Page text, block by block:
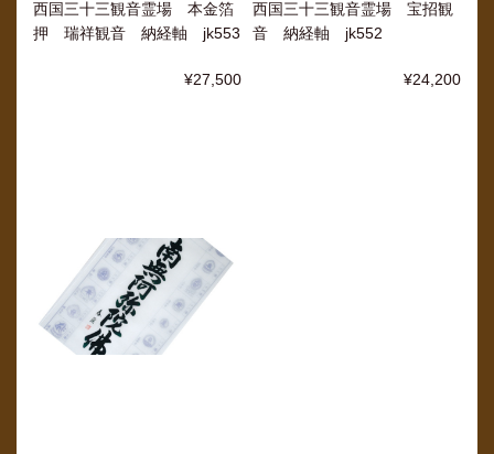
西国三十三観音霊場 本金箔
押 瑞祥観音 納経軸 jk553
¥27,500
西国三十三観音霊場 宝招観
音 納経軸 jk552
¥24,200